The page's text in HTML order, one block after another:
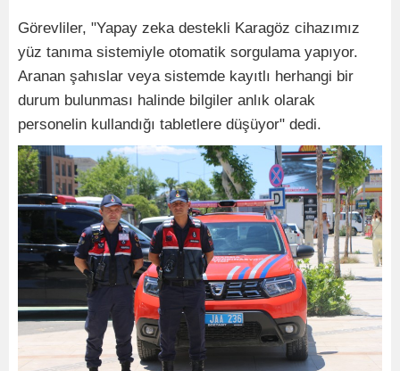
Görevliler, "Yapay zeka destekli Karagöz cihazımız
yüz tanıma sistemiyle otomatik sorgulama yapıyor.
Aranan şahıslar veya sistemde kayıtlı herhangi bir
durum bulunması halinde bilgiler anlık olarak
personelin kullandığı tabletlere düşüyor" dedi.